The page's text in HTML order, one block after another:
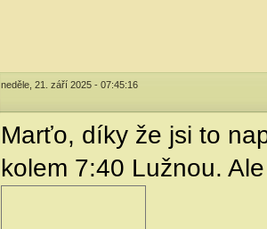
neděle, 21. září 2025 - 07:45:16
Marťo, díky že jsi to
kolem 7:40 Lužnou.